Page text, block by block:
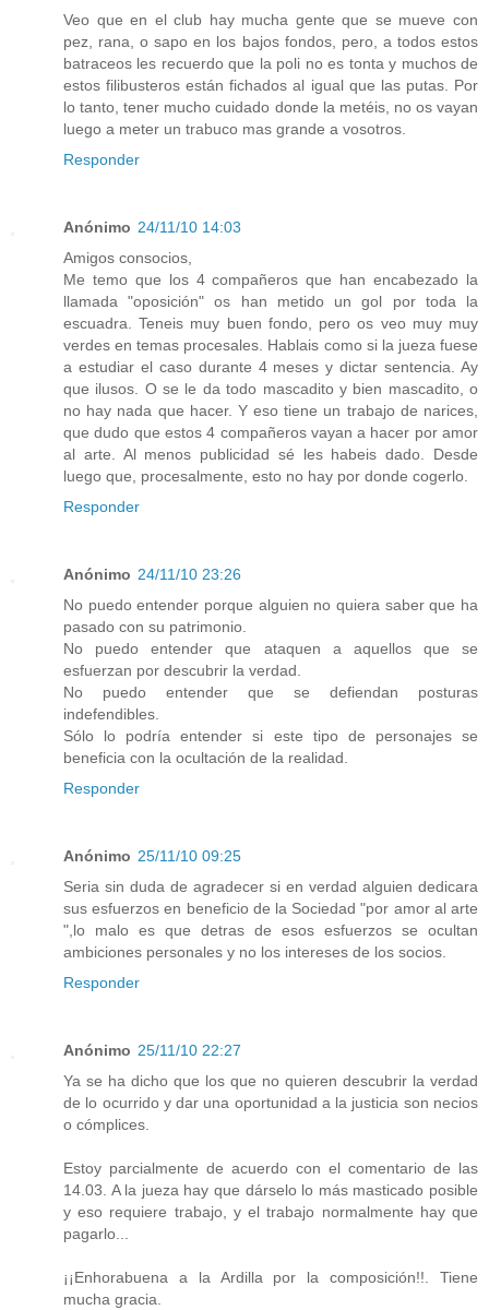
Veo que en el club hay mucha gente que se mueve con
pez, rana, o sapo en los bajos fondos, pero, a todos estos
batraceos les recuerdo que la poli no es tonta y muchos de
estos filibusteros están fichados al igual que las putas. Por
lo tanto, tener mucho cuidado donde la metéis, no os vayan
luego a meter un trabuco mas grande a vosotros.
Responder
Anónimo 24/11/10 14:03
Amigos consocios,
Me temo que los 4 compañeros que han encabezado la
llamada "oposición" os han metido un gol por toda la
escuadra. Teneis muy buen fondo, pero os veo muy muy
verdes en temas procesales. Hablais como si la jueza fuese
a estudiar el caso durante 4 meses y dictar sentencia. Ay
que ilusos. O se le da todo mascadito y bien mascadito, o
no hay nada que hacer. Y eso tiene un trabajo de narices,
que dudo que estos 4 compañeros vayan a hacer por amor
al arte. Al menos publicidad sé les habeis dado. Desde
luego que, procesalmente, esto no hay por donde cogerlo.
Responder
Anónimo 24/11/10 23:26
No puedo entender porque alguien no quiera saber que ha
pasado con su patrimonio.
No puedo entender que ataquen a aquellos que se
esfuerzan por descubrir la verdad.
No puedo entender que se defiendan posturas
indefendibles.
Sólo lo podría entender si este tipo de personajes se
beneficia con la ocultación de la realidad.
Responder
Anónimo 25/11/10 09:25
Seria sin duda de agradecer si en verdad alguien dedicara
sus esfuerzos en beneficio de la Sociedad "por amor al arte
",lo malo es que detras de esos esfuerzos se ocultan
ambiciones personales y no los intereses de los socios.
Responder
Anónimo 25/11/10 22:27
Ya se ha dicho que los que no quieren descubrir la verdad
de lo ocurrido y dar una oportunidad a la justicia son necios
o cómplices.
Estoy parcialmente de acuerdo con el comentario de las
14.03. A la jueza hay que dárselo lo más masticado posible
y eso requiere trabajo, y el trabajo normalmente hay que
pagarlo...
¡¡Enhorabuena a la Ardilla por la composición!!. Tiene
mucha gracia.